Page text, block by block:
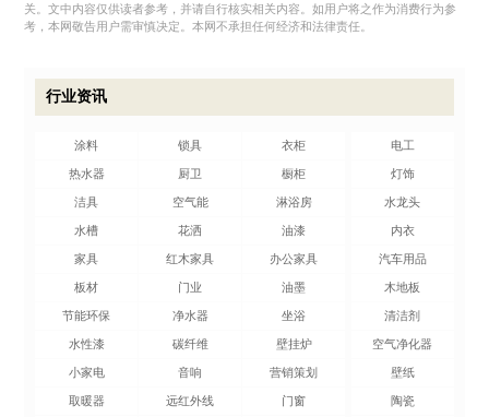
关。文中内容仅供读者参考，并请自行核实相关内容。如用户将之作为消费行为参
考，本网敬告用户需审慎决定。本网不承担任何经济和法律责任。
行业资讯
涂料 锁具 衣柜 电工
热水器 厨卫 橱柜 灯饰
洁具 空气能 淋浴房 水龙头
水槽 花洒 油漆 内衣
家具 红木家具 办公家具 汽车用品
板材 门业 油墨 木地板
节能环保 净水器 坐浴 清洁剂
水性漆 碳纤维 壁挂炉 空气净化器
小家电 音响 营销策划 壁纸
取暖器 远红外线 门窗 陶瓷